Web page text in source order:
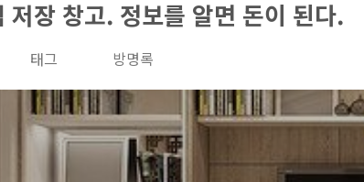
저장 창고. 정보를 알면 돈이 된다.
태그 방명록